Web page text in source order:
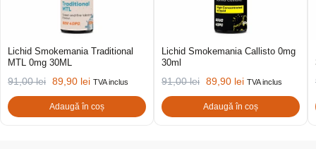
Lichid Smokemania Traditional
MTL 0mg 30ML
91,00lei 89,90 lei TVA inclus
Adaugă în coș
Lichid Smokemania Callisto 0mg
30ml
91,00lei 89,90 lei TVA inclus
Adaugă în coș